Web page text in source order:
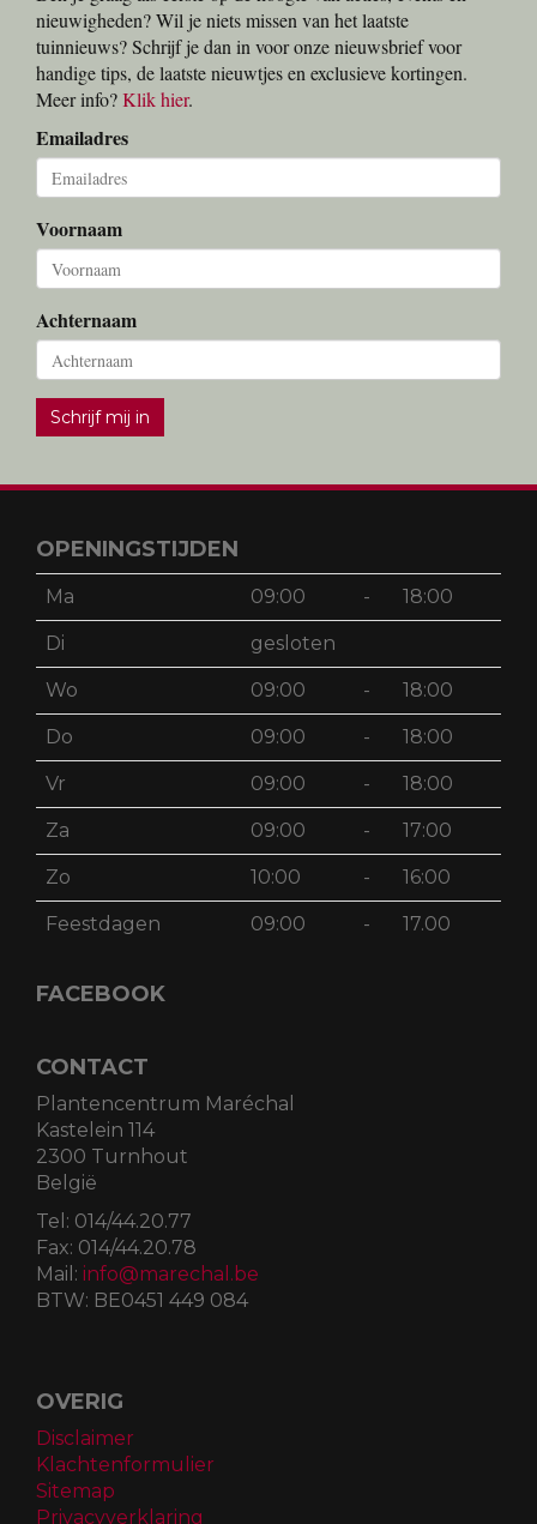
www.edialux.be
Wouter de Riemaecker - Tuinarchitectuur
Een uniek tuinontwerp laten maken?
www.infotuinontwerp.be
NIEUWSBRIEF
Ben je graag als eerste op de hoogte van acties, events en
nieuwigheden? Wil je niets missen van het laatste
tuinnieuws? Schrijf je dan in voor onze nieuwsbrief voor
handige tips, de laatste nieuwtjes en exclusieve kortingen.
Emailadres
Voornaam
Schrijf mij in
OPENINGSTIJDEN
Ma 09:00 18:00
Di gesloten
Wo 09:00 18:00
Do 09:00 18:00
Vr
Zo
Feestdagen
FACEBOOK
CONTACT
Plantencentrum Maréchal
Fax:014/44.20.78
Mail: info@marechal.be
BTW:BE0451 449 084